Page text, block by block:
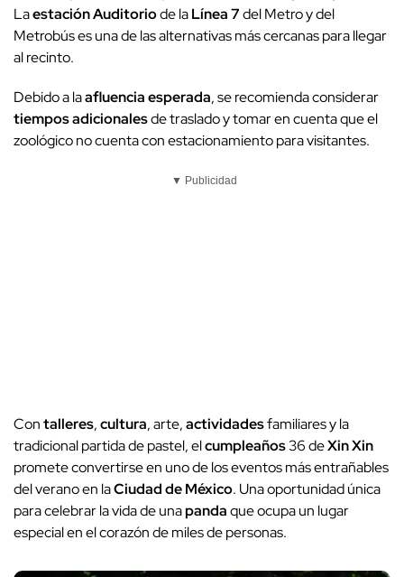
Laestación Auditoriode laLínea 7del Metro y del
Metrobús es una de las alternativas más cercanas para llegar
al recinto.
Debido a laafluencia esperada, se recomienda considerar
tiempos adicionalesde traslado y tomar en cuenta que el
zoológico no cuenta con estacionamiento para visitantes.
▼ Publicidad
Contalleres,cultura, arte,actividadesfamiliares y la
tradicional partida de pastel, elcumpleaños36 deXin Xin
promete convertirse en uno de los eventos más entrañables
del verano en laCiudad de México. Una oportunidad única
para celebrar la vida de unapandaque ocupa un lugar
especial en el corazón de miles de personas.